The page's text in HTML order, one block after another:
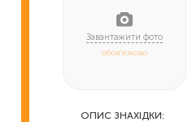
обов'язково
ОПИС ЗНАХІДКИ: